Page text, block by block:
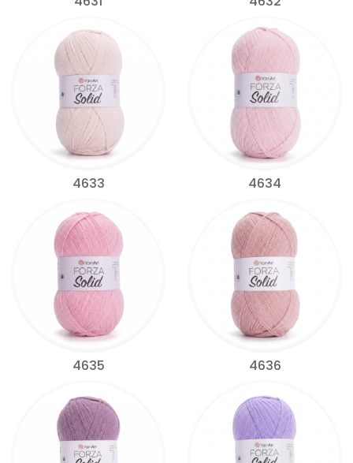
4633 4634
4635 4636